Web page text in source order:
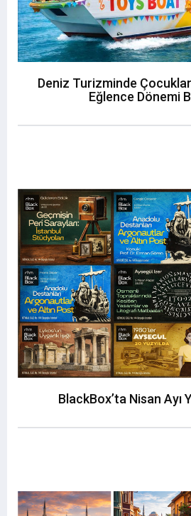
Deniz Turizminde
Eğlence Dönemi
BlackBox’ta Nisan Ayı